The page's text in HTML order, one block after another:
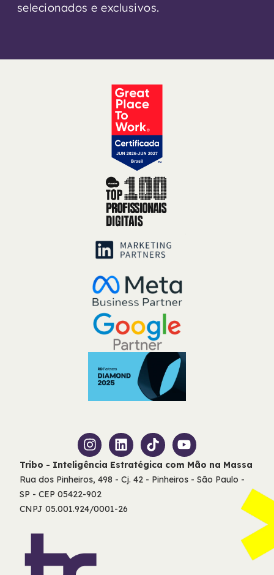
selecionados e exclusivos.
Tribo - Inteligência Estratégica com Mão na Massa
Rua dos Pinheiros, 498 - Cj. 42 - Pinheiros - São Paulo -
SP - CEP 05422-902
CNPJ 05.001.924/0001-26